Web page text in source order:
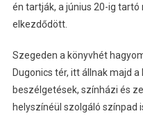
én tartják, a június 20-ig
elkezdődött.
Szegeden a könyvhét
Dugonics tér, itt állnak majd
beszélgetések, színházi és
helyszínéül szolgáló színpad